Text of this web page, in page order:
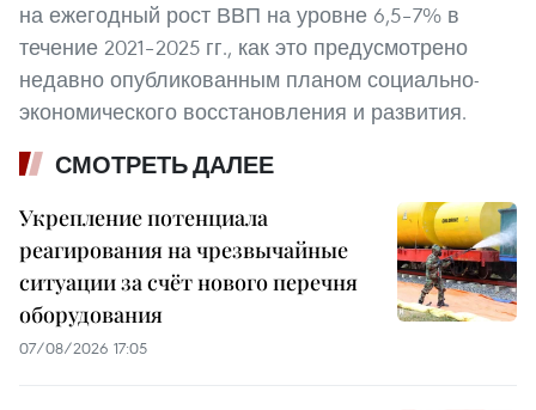
на ежегодный рост ВВП на уровне 6,5–7% в
течение 2021–2025 гг., как это предусмотрено
недавно опубликованным планом социально-
экономического восстановления и развития.
СМОТРЕТЬ ДАЛЕЕ
Укрепление потенциала
реагирования на чрезвычайные
ситуации за счёт нового перечня
оборудования
07/08/2026 17:05